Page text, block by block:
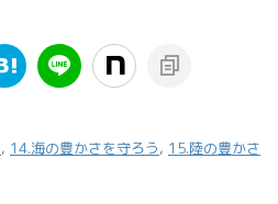
, 14.海の豊かさを守ろう, 15.陸の豊かさ